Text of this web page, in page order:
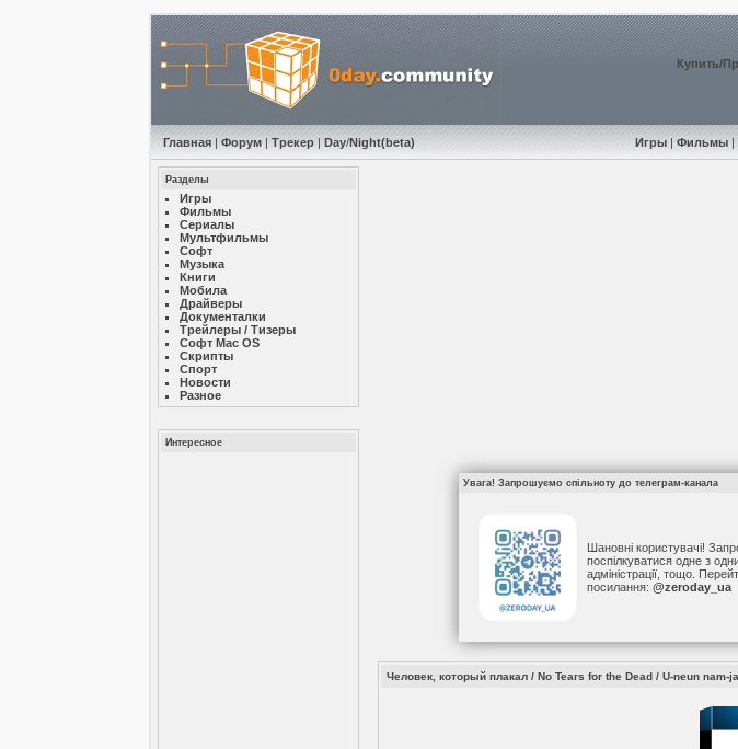
Купить/
Главная |Форум |Трекер |Day/Night(beta) Игры |Фильмы |
Разделы
Игры
Фильмы
Сериалы
Мультфильмы
Софт
Музыкa
Книги
Мобила
Драйверы
Документалки
Трейлеры / Тизеры
Софт Mac OS
Скрипты
Спорт
Новости
Разное
Интересное
Увага! Запрошуємо спільноту до телеграм-канала
Шановні користувачі!
поспілкуватися одне з
адміністрації, тощо.
посилання: @zeroday_ua
Человек, который плакал / No Tears for the Dead / U-neun nam-